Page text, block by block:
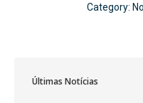
Category:
Últimas Notícias